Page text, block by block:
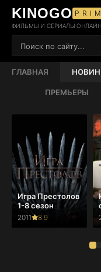
KINOGO
ФИЛЬМЫ И СЕРИАЛЫ ОНЛАЙН
ГЛАВНАЯ
ПРЕМЬЕРЫ
Игра Престолов
1-8 сезон
2011 8.9